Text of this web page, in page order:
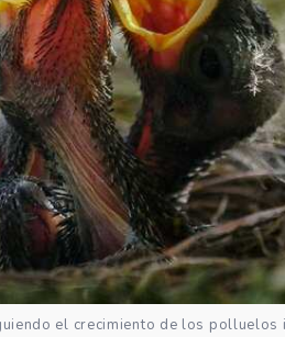
el crecimiento de los